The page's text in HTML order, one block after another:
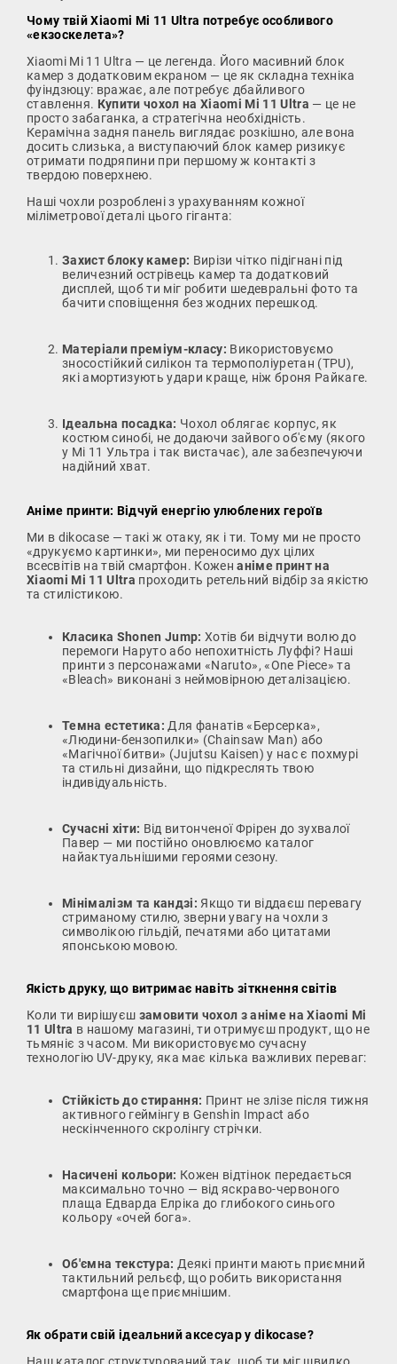
Чому твій Xiaomi Mi 11 Ultra потребує особливого
«екзоскелета»?
Xiaomi Mi 11 Ultra — це легенда. Його масивний блок
камер з додатковим екраном — це як складна техніка
фуіндзюцу: вражає, але потребує дбайливого
ставлення. Купити чохол на Xiaomi Mi 11 Ultra — це не
просто забаганка, а стратегічна необхідність.
Керамічна задня панель виглядає розкішно, але вона
досить слизька, а виступаючий блок камер ризикує
отримати подряпини при першому ж контакті з
твердою поверхнею.
Наші чохли розроблені з урахуванням кожної
міліметрової деталі цього гіганта:
Захист блоку камер: Вирізи чітко підігнані під
величезний острівець камер та додатковий
дисплей, щоб ти міг робити шедевральні фото та
бачити сповіщення без жодних перешкод.
Матеріали преміум-класу: Використовуємо
зносостійкий силікон та термополіуретан (TPU),
які амортизують удари краще, ніж броня Райкаге.
Ідеальна посадка: Чохол облягає корпус, як
костюм синобі, не додаючи зайвого об'єму (якого
у Мі 11 Ультра і так вистачає), але забезпечуючи
надійний хват.
Аніме принти: Відчуй енергію улюблених героїв
Ми в dikocase — такі ж отаку, як і ти. Тому ми не просто
«друкуємо картинки», ми переносимо дух цілих
всесвітів на твій смартфон. Коженаніме принт на
Xiaomi Mi 11 Ultra проходить ретельний відбір за якістю
та стилістикою.
Класика Shonen Jump: Хотів би відчути волю до
перемоги Наруто або непохитність Луффі? Наші
принти з персонажами «Naruto», «One Piece» та
«Bleach» виконані з неймовірною деталізацією.
Темна естетика: Для фанатів «Берсерка»,
«Людини-бензопилки» (Chainsaw Man) або
«Магічної битви» (Jujutsu Kaisen) у нас є похмурі
та стильні дизайни, що підкреслять твою
індивідуальність.
Сучасні хіти: Від витонченої Фрірен до зухвалої
Павер — ми постійно оновлюємо каталог
найактуальнішими героями сезону.
Мінімалізм та кандзі: Якщо ти віддаєш перевагу
стриманому стилю, зверни увагу на чохли з
символікою гільдій, печатями або цитатами
японською мовою.
Якість друку, що витримає навіть зіткнення світів
Коли ти вирішуєш замовити чохол з аніме на Xiaomi Mi
11 Ultra в нашому магазині, ти отримуєш продукт, що не
тьмяніє з часом. Ми використовуємо сучасну
технологію UV-друку, яка має кілька важливих переваг:
Стійкість до стирання: Принт не злізе після тижня
активного геймінгу в Genshin Impact або
нескінченного скролінгу стрічки.
Насичені кольори: Кожен відтінок передається
максимально точно — від яскраво-червоного
плаща Едварда Елріка до глибокого синього
кольору «очей бога».
Об'ємна текстура: Деякі принти мають приємний
тактильний рельєф, що робить використання
смартфона ще приємнішим.
Як обрати свій ідеальний аксесуар у dikocase?
Наш каталог структурований так, щоб ти міг швидко